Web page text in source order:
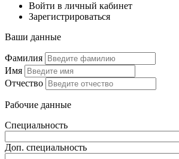
Войти в личный кабинет
Зарегистрироваться
Ваши данные
Фамилия
Имя
Отчество
Рабочие данные
Специальность
Доп. специальность